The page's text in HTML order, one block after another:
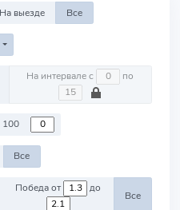
На выезде Все
На интервале с по
100
Все
Победа от до
Все